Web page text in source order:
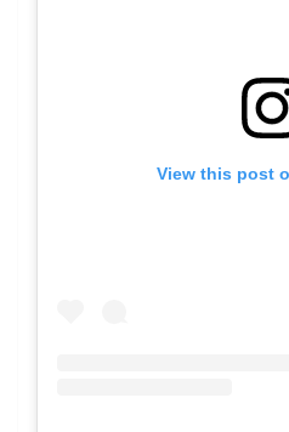
View this post